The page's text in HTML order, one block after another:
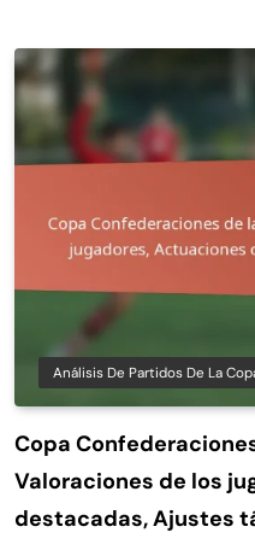
Análisis De Partidos De La
Copa
Valoraciones de los
destacadas, Ajustes